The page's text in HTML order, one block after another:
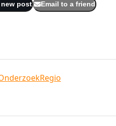
new post Email to a friend
Regio